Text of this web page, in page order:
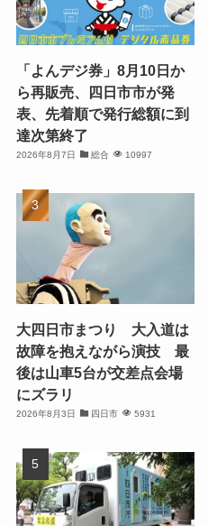
「よんデジ券」8月10日か
ら再販売、四日市市が発
表、先着順で発行総額に到
達次第終了
2026年8月7日 総合 10997
大四日市まつり 大入道は
故障を抱えながら演技 最
後は山車5台が交差点会場
にズラリ
2026年8月3日 四日市 5931